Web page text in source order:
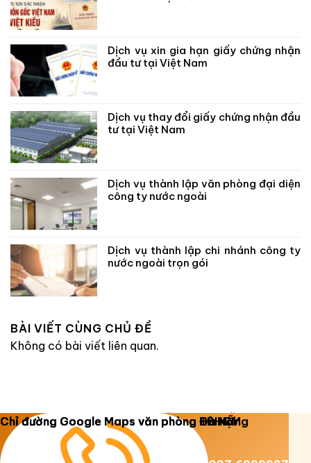
Dịch vụ xin gia hạn giấy chứng nhận
đầu tư tại Việt Nam
Dịch vụ thay đổi giấy chứng nhận đầu
tư tại Việt Nam
Dịch vụ thành lập văn phòng đại diện
công ty nước ngoài
Dịch vụ thành lập chi nhánh công ty
nước ngoài trọn gói
BÀI VIẾT CÙNG CHỦ ĐỀ
Không có bài viết liên quan.
Copyright 2026 © Luật Dương Gia